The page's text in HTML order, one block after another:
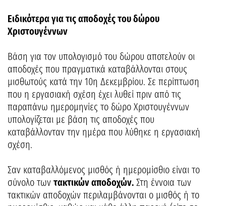
Ειδικότερα για τις αποδοχές του δώρου
Χριστουγέννων
Βάση για τον υπολογισμό του δώρου αποτελούν οι
αποδοχές που πραγματικά καταβάλλονται στους
μισθωτούς κατά την 10η Δεκεμβρίου. Σε περίπτωση
που η εργασιακή σχέση έχει λυθεί πριν από τις
παραπάνω ημερομηνίες τo δώρο Χριστουγέννων
υπολογίζεται με βάση τις αποδοχές που
καταβάλλονταν την ημέρα που λύθηκε η εργασιακή
σχέση.
Σαν καταβαλλόμενος μισθός ή ημερομίσθιο είναι το
σύνολο των τακτικών αποδοχών. Στη έννοια των
τακτικών αποδοχών περιλαμβάνονται ο μισθός ή το